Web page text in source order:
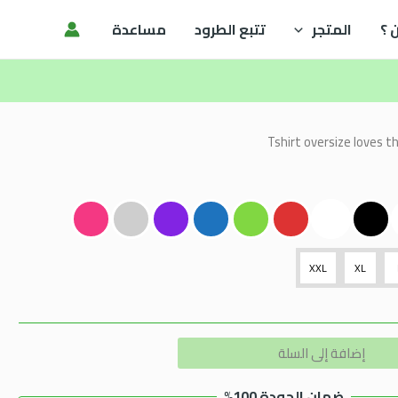
؟ المتجر تتبع الطرود مساعدة
XL
XXL
إضافة إلى السلة